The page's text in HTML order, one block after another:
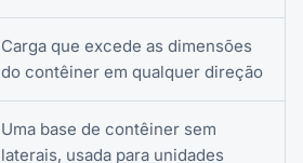
Carga que excede as dimensões
do contêiner em qualquer direção
Uma base de contêiner sem
laterais, usada para unidades